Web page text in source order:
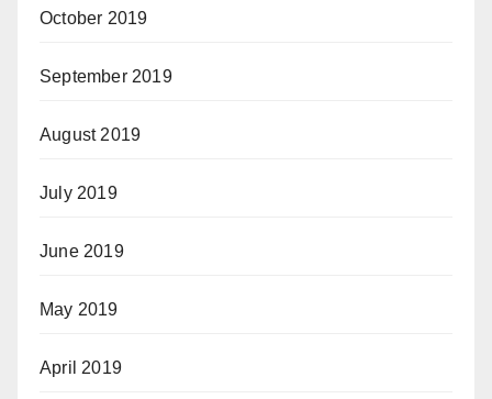
October 2019
September 2019
August 2019
July 2019
June 2019
May 2019
April 2019